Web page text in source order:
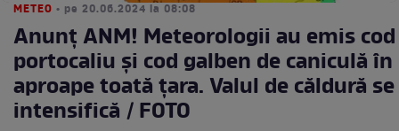
METEO • pe 20.06.2024 la 08:08
Anunț ANM! Meteorologii au emis cod
portocaliu și cod galben de caniculă în
aproape toată țara. Valul de căldură se
intensifică / FOTO